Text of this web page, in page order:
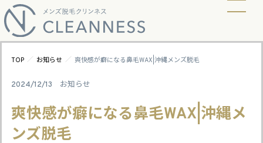
TOP ／ お知らせ ／ 爽快感が癖になる鼻毛WAX|沖縄メンズ脱毛
2024/12/13 お知らせ
爽快感が癖になる鼻毛WAX|沖縄メ
ンズ脱毛